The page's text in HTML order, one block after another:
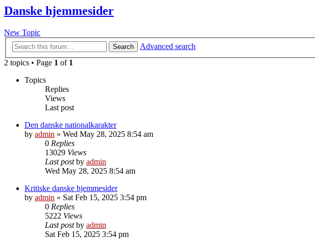
Danske hjemmesider
New Topic
Search
Advanced search
2 topics • Page 1 of 1
Topics
Replies
Views
Last post
Den danske nationalkarakter
by admin » Wed May 28, 2025 8:54 am
0 Replies
13029 Views
Last postby admin
Wed May 28, 2025 8:54 am
Kritiske danske hjemmesider
by admin » Sat Feb 15, 2025 3:54 pm
0 Replies
5222 Views
Last postby admin
Sat Feb 15, 2025 3:54 pm